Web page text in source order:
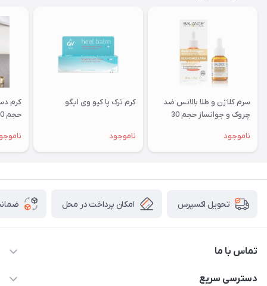
سرم کلاژن و طلا بالانس ضد
چروک و جوانساز حجم 30
ناموجود
کرم ترک پا کیو وی ایگو
ناموجود
حجم 50 میلی لیتر
تحویل اکسپرس امکان پرداخت در محل
تماس با ما
09172138137
دسترسی سریع